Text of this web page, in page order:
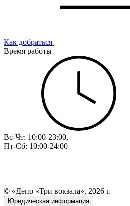
Как добраться
Время работы
Вс-Чт: 10:00-23:00,
Пт-Сб: 10:00-24:00
© «Депо «Три вокзала», 2026 г.
Юридическая информация